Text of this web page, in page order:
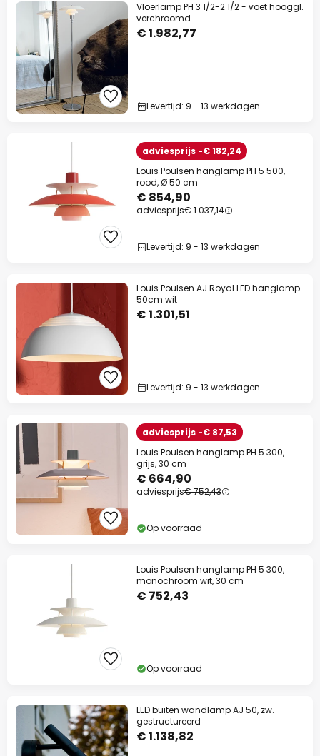
Vloerlamp PH 3 1/2-2 1/2 - voet hooggl.
verchroomd
€ 1.982,77
Levertijd: 9 - 13 werkdagen
adviesprijs -€ 182,24
Louis Poulsen hanglamp PH 5 500,
rood, Ø 50 cm
€ 854,90
adviesprijs€ 1.037,14
Levertijd: 9 - 13 werkdagen
Louis Poulsen AJ Royal LED hanglamp
50cm wit
€ 1.301,51
Levertijd: 9 - 13 werkdagen
adviesprijs -€ 87,53
Louis Poulsen hanglamp PH 5 300,
grijs, 30 cm
€ 664,90
adviesprijs€ 752,43
Op voorraad
Louis Poulsen hanglamp PH 5 300,
monochroom wit, 30 cm
€ 752,43
Op voorraad
LED buiten wandlamp AJ 50, zw.
gestructureerd
€ 1.138,82